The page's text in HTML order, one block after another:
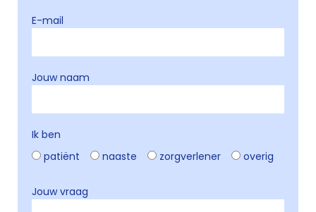
E-mail
Jouw naam
Ik ben
patiënt
naaste zorgverlener overig
Jouw vraag